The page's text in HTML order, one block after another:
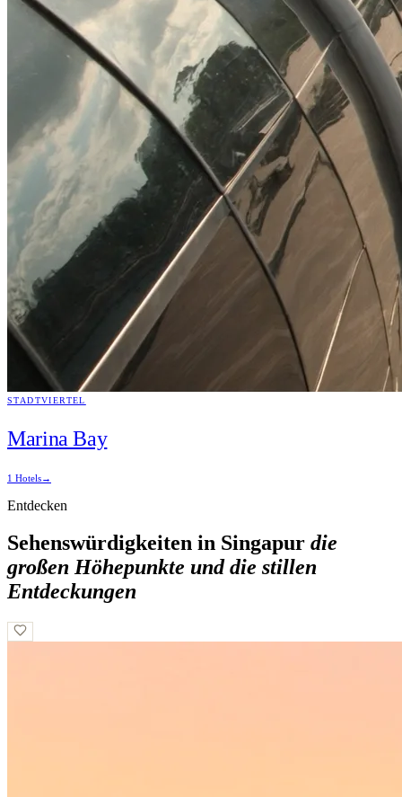
STADTVIERTEL
Marina Bay
1 Hotels→
Entdecken
Sehenswürdigkeiten in Singapur die
großen Höhepunkte und die stillen
Entdeckungen